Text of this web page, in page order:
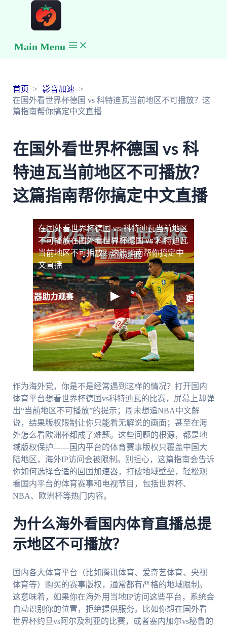
Main Menu
首页
影音加速
在国外看世界杯德国 vs 科特迪瓦当前地区不可播放？这
篇指南帮你搞定中文直播
在国外看世界杯德国 vs 科
特迪瓦当前地区不可播放？
这篇指南帮你搞定中文直播
在国外看世界杯德国 vs 科特迪瓦当前地区
不可播放在国外看世界杯德国 vs 科特迪瓦
当前地区不可播放？这篇指南帮你搞定中
文直播
作为海外党，你是不是经常遇到这样的情况？打开国内
体育平台想看世界杯德国vs科特迪瓦的比赛，屏幕上却弹
出“当前地区不可播放”的提示；周末想追NBA中文解
说，结果版权限制让你只能看无解说的画面；甚至在海
外怎么看欧洲杯都成了难题。这些问题的根源，都是地
域版权保护——国内平台的体育赛事版权只覆盖中国大
陆地区，海外IP访问会被限制。别担心，这篇指南会告诉
你如何选择合适的回国加速器，打破地域壁垒，轻松观
看国内平台的体育赛事和电视节目，包括世界杯、
NBA、欧洲杯等热门内容。
为什么海外看国内体育直播总提
示地区不可播放？
国内各大体育平台（比如腾讯体育、爱奇艺体育、央视
体育等）购买的赛事版权，通常都有严格的地域限制。
这意味着，如果你在海外用当地IP访问这些平台，系统会
自动识别你的位置，拒绝提供服务。比如你想在国外看
世界杯约旦vs阿尔及利亚的比赛，或者塞内加尔vs秘鲁的